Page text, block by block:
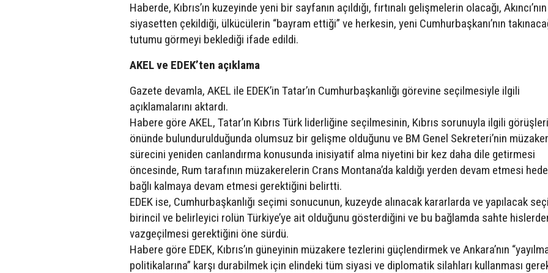
Haberde, Kıbrıs’ın kuzeyinde yeni bir sayfanın açıldığı, fırtınalı gelişmelerin olacağı, Akıncı’nın
siyasetten çekildiği, ülkücülerin “bayram ettiği” ve herkesin, yeni Cumhurbaşkanı’nın
tutumu görmeyi beklediği ifade edildi.
AKEL ve EDEK’ten açıklama
Gazete devamla, AKEL ile EDEK’in Tatar’ın Cumhurbaşkanlığı görevine seçilmesiyle ilgili
açıklamalarını aktardı.
Habere göre AKEL, Tatar’ın Kıbrıs Türk liderliğine seçilmesinin, Kıbrıs sorunuyla ilgili
önünde bulundurulduğunda olumsuz bir gelişme olduğunu ve BM Genel Sekreteri’nin
sürecini yeniden canlandırma konusunda inisiyatif alma niyetini bir kez daha dile getirmesi
öncesinde, Rum tarafının müzakerelerin Crans Montana’da kaldığı yerden devam etmesi
bağlı kalmaya devam etmesi gerektiğini belirtti.
EDEK ise, Cumhurbaşkanlığı seçimi sonucunun, kuzeyde alınacak kararlarda ve yapılacak
birincil ve belirleyici rolün Türkiye’ye ait olduğunu gösterdiğini ve bu bağlamda sahte
vazgeçilmesi gerektiğini öne sürdü.
Habere göre EDEK, Kıbrıs’ın güneyinin müzakere tezlerini güçlendirmek ve Ankara’nın
politikalarına” karşı durabilmek için elindeki tüm siyasi ve diplomatik silahları kullanması